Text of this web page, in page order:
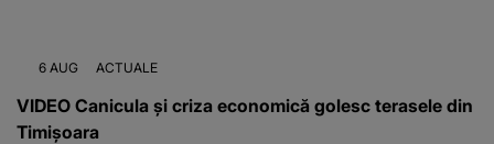
6 AUG ACTUALE
VIDEO Canicula și criza economică golesc terasele din
Timișoara